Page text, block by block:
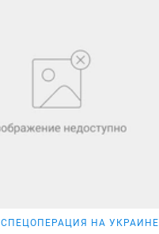
СПЕЦОПЕРАЦИЯ НА УКРАИНЕ